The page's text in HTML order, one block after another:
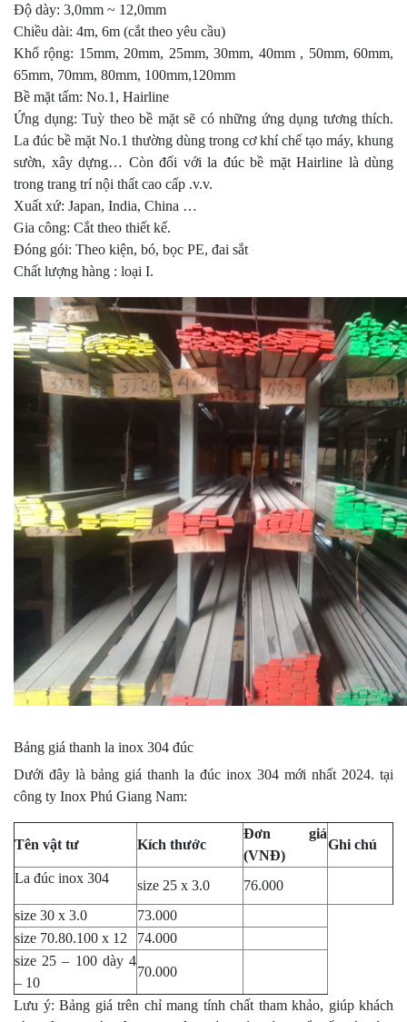
Độ dày: 3,0mm ~ 12,0mm
Chiều dài: 4m, 6m (cắt theo yêu cầu)
Khổ rộng: 15mm, 20mm, 25mm, 30mm, 40mm , 50mm, 60mm,
65mm, 70mm, 80mm, 100mm,120mm
Bề mặt tấm: No.1, Hairline
Ứng dụng: Tuỳ theo bề mặt sẽ có những ứng dụng tương thích.
La đúc bề mặt No.1 thường dùng trong cơ khí chế tạo máy, khung
sườn, xây dựng… Còn đối với la đúc bề mặt Hairline là dùng
trong trang trí nội thất cao cấp .v.v.
Xuất xứ: Japan, India, China …
Gia công: Cắt theo thiết kế.
Đóng gói: Theo kiện, bó, bọc PE, đai sắt
Chất lượng hàng : loại I.
Bảng giá thanh la inox 304 đúc
Dưới đây là bảng giá thanh la đúc inox 304 mới nhất 2024. tại
công ty Inox Phú Giang Nam:
Tên vật tư Kích thước
Đơn giá
(VNĐ)
Ghi chú
La đúc inox 304 size 25 x 3.0
76.000
size 30 x 3.0
73.000
size 70.80.100 x 12
74.000
size 25 – 100 dày 4
– 10
70.000
Lưu ý: Bảng giá trên chỉ mang tính chất tham khảo, giúp khách